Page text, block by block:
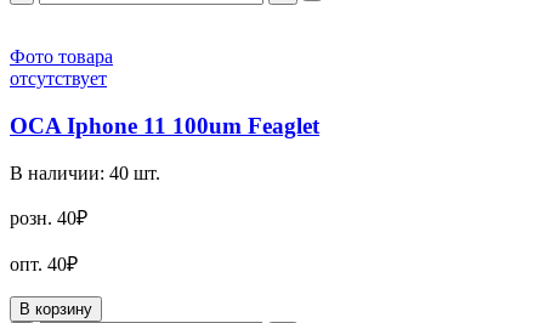
Фото товара
отсутствует
OCA Iphone 11 100um Feaglet
В наличии: 40 шт.
розн. 40₽
опт. 40₽
В корзину